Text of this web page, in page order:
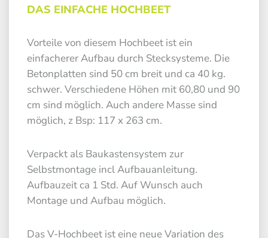
DAS EINFACHE HOCHBEET
Vorteile von diesem Hochbeet ist ein
einfacherer Aufbau durch Stecksysteme. Die
Betonplatten sind 50 cm breit und ca 40 kg.
schwer. Verschiedene Höhen mit 60,80 und 90
cm sind möglich. Auch andere Masse sind
möglich, z Bsp: 117 x 263 cm.
Verpackt als Baukastensystem zur
Selbstmontage incl Aufbauanleitung.
Aufbauzeit ca 1 Std. Auf Wunsch auch
Montage und Aufbau möglich.
Das V-Hochbeet ist eine neue Variation des